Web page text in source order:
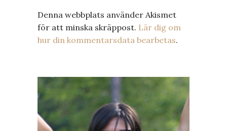
Denna webbplats använder Akismet
för att minska skräppost. Lär dig om
hur din kommentarsdata bearbetas.